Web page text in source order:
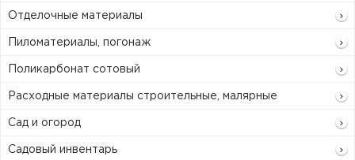
Отделочные материалы
Пиломатериалы, погонаж
Поликарбонат сотовый
Расходные материалы строительные, малярные
Сад и огород
Садовый инвентарь